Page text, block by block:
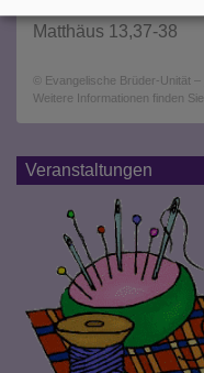
Matthäus 13,37-38
© Evangelische Brüder-Unität –
Weitere Informationen finden Sie
Veranstaltungen